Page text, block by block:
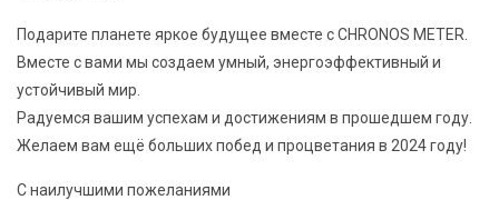
Подарите планете яркое будущее вместе с CHRONOS METER.
Вместе с вами мы создаем умный, энергоэффективный и
устойчивый мир.
Радуемся вашим успехам и достижениям в прошедшем году.
Желаем вам ещё больших побед и процветания в 2024 году!
С наилучшими пожеланиями